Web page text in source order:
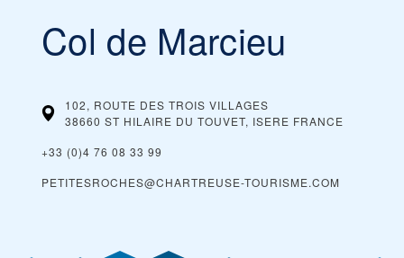
Col de Marcieu
102, ROUTE DES TROIS VILLAGES
38660 ST HILAIRE DU TOUVET, ISERE FRANCE
+33 (0)4 76 08 33 99
PETITESROCHES@CHARTREUSE-TOURISME.COM